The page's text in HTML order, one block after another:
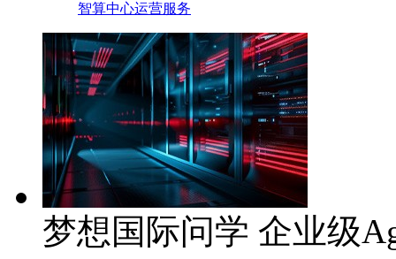
智算中心运营服务
梦想国际问学 企业级